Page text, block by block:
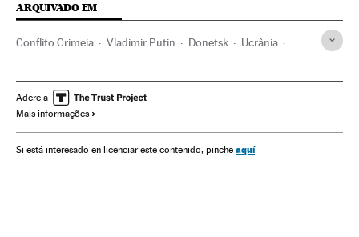
ARQUIVADO EM
Conflito Crimeia Vladimir Putin Donetsk Ucrânia
Conflitos Organizações internacionais
Relações exteriores
Adere a
Mais informações
Si está interesado en licenciar este contenido, pinche aquí